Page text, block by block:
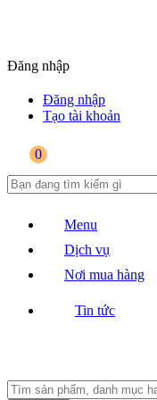
Đăng nhập
Đăng nhập
Tạo tài khoản
0
Menu
Dịch vụ
Nơi mua hàng
Tin tức